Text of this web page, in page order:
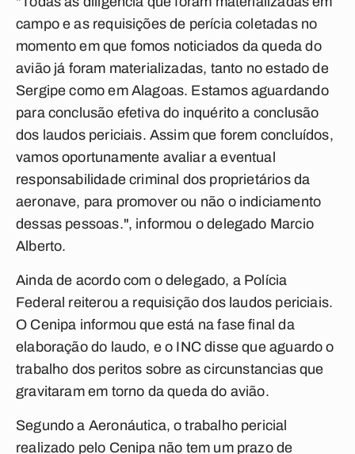
campo e as requisições de perícia coletadas no
momento em que fomos noticiados da queda do
avião já foram materializadas, tanto no estado de
Sergipe como em Alagoas. Estamos aguardando
para conclusão efetiva do inquérito a conclusão
dos laudos periciais. Assim que forem concluídos,
vamos oportunamente avaliar a eventual
responsabilidade criminal dos proprietários da
aeronave, para promover ou não o indiciamento
dessas pessoas.", informou o delegado Marcio
Alberto.
Ainda de acordo com o delegado, a Polícia
Federal reiterou a requisição dos laudos periciais.
O Cenipa informou que está na fase final da
elaboração do laudo, e o INC disse que aguardo o
trabalho dos peritos sobre as circunstancias que
gravitaram em torno da queda do avião.
Segundo a Aeronáutica, o trabalho pericial
realizado pelo Cenipa não tem um prazo de